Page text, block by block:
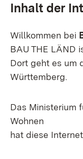
Inhalt der
Willkommen bei
BAU THE LÄND
Dort geht es um
Württemberg.
Das Ministerium
Wohnen
hat diese